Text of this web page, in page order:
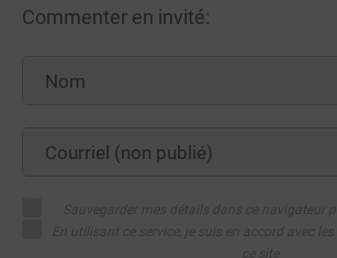
Commenter en invité: